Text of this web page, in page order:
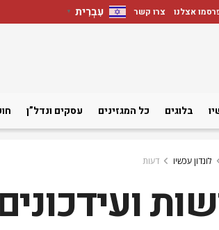
אצלנו צרו קשר עִבְרִית ▼
בלוגים כל המגזינים עסקים ונדל”ן
לונדון עכשיו דעות